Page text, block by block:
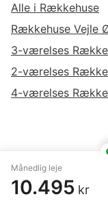
Månedlig leje
10.495 kr
Alle i Rækkehuse
Rækkehuse Vejle
3-værelses
2-værelses
4-værelses